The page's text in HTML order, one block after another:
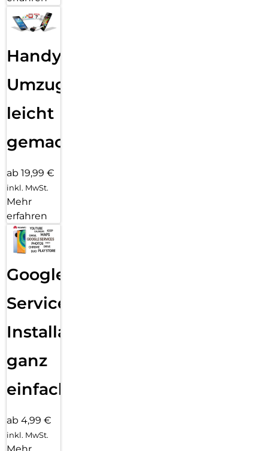
Handy
Umzug
leicht
gemacht!
ab 19,99 €
inkl. MwSt.
Mehr
erfahren
Google
Services
Installation
ganz
einfach
ab 4,99 €
inkl. MwSt.